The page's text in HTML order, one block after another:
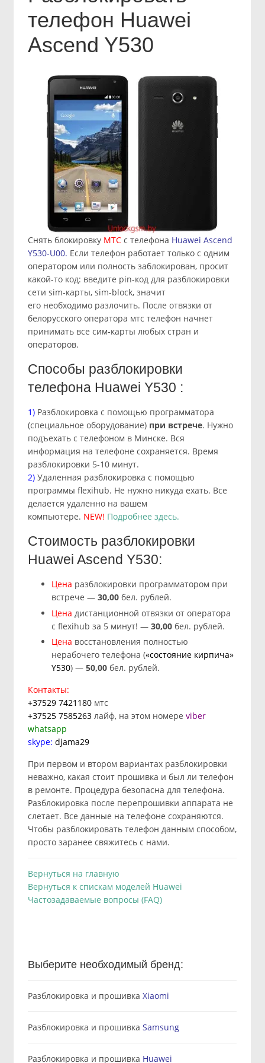
телефон Huawei
Ascend Y530
Снять блокировку МТСc телефона Huawei Ascend
Y530-U00. Если телефон работает только с одним
оператором или полность заблокирован, просит
какой-то код: введите pin-код для разблокировки
сети sim-карты, sim-block, значит
его необходимо разлочить. После отвязки от
белорусского оператора мтс телефон начнет
принимать все сим-карты любых стран и
операторов.
Cпособы разблокировки
телефона Huawei Y530 :
1)Разблокировка с помощью программатора
(специальное оборудование) при встрече. Нужно
подъехать с телефоном в Минске. Вся
информация на телефоне сохраняется. Время
разблокировки 5-10 минут.
2)Удаленная разблокировка с помощью
программы flexihub. Не нужно никуда ехать. Все
делается удаленно на вашем
компьютере. NEW! Подробнее здесь.
Стоимость разблокировки
Huawei Ascend Y530:
Цена разблокировки программатором при
встрече — 30,00бел. рублей.
Цена дистанционной отвязки от оператора
с flexihub за 5 минут! — 30,00бел. рублей.
Цена восстановления полностью
нерабочего телефона («cостояние кирпича»
Y530) — 50,00бел. рублей.
Контакты:
+37529 7421180мтс
+37525 7585263лайф, на этом номере viber
whatsapp
skype: djama29
При первом и втором вариантах разблокировки
неважно, какая стоит прошивка и был ли телефон
в ремонте. Процедура безопасна для телефона.
Разблокировка после перепрошивки аппарата не
слетает. Все данные на телефоне сохраняются.
Чтобы разблокировать телефон данным способом,
просто заранее свяжитесь с нами.
Вернуться на главную
Вернуться к спискам моделей Huawei
Частозадаваемые вопросы (FAQ)
Выберите необходимый бренд:
Разблокировка и прошивка Xiaomi
Разблокировка и прошивка Samsung
Разблокировка и прошивка Huawei